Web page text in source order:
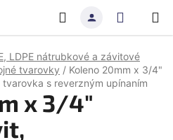
Hľadať
KOŠÍK
LDPE nátrubkové a závitové
tvarovky / Koleno 20mm x 3/4"
s reverzným upínaním
x 3/4"